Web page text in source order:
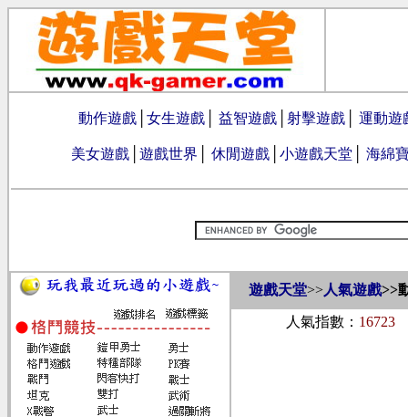
動作遊戲 女生遊戲 益智遊戲 射擊遊戲 運動遊
美女遊戲 遊戲世界 休閒遊戲 小遊戲天堂 海綿
遊戲天堂>>人氣遊戲>>
人氣指數： 16723